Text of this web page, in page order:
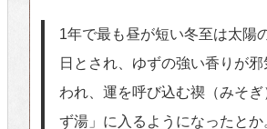
1年で最も昼が短い冬至は太陽
日とされ、ゆずの強い香りが
われ、運を呼び込む禊（みそ
ず湯」に入るようになったとか